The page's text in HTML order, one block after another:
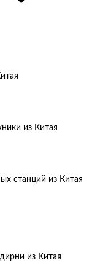
из Китая
станций из Китая
из Китая